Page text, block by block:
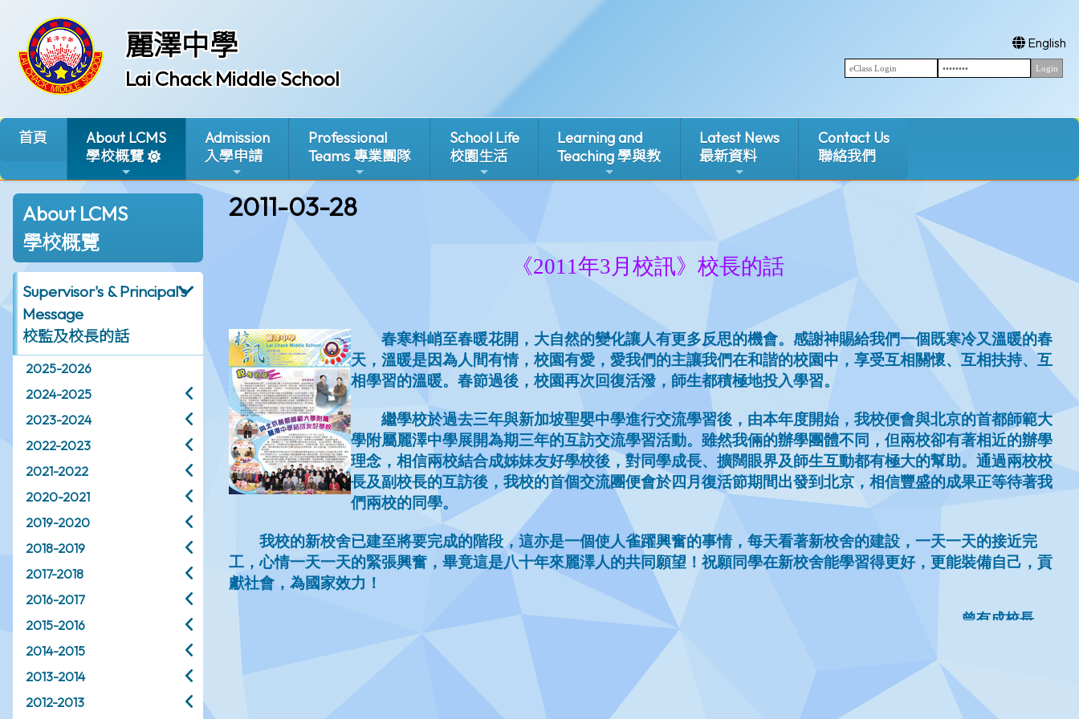
麗澤中學
Lai Chack Middle School
English
首頁
About LCMS
學校概覽
Admission
入學申請
Professional
Teams 專業團隊
School Life
校園生活
Learning and
Teaching 學與教
Latest News
最新資料
Contact Us
聯絡我們
About LCMS
學校概覽
Supervisor's & Principal's
Message
校監及校長的話
2025-2026
2024-2025
2023-2024
2022-2023
2021-2022
2020-2021
2019-2020
2018-2019
2017-2018
2016-2017
2015-2016
2014-2015
2013-2014
2012-2013
2011-03-28